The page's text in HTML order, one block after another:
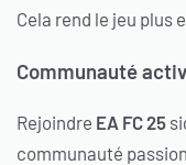
Cela rend le jeu plus
Communauté
Rejoindre EA FC 25
communauté